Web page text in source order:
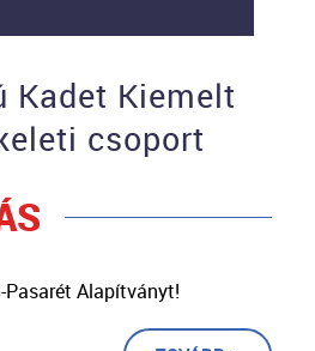
Kadet Kiemelt
csoport
Pasarét Alapítványt!